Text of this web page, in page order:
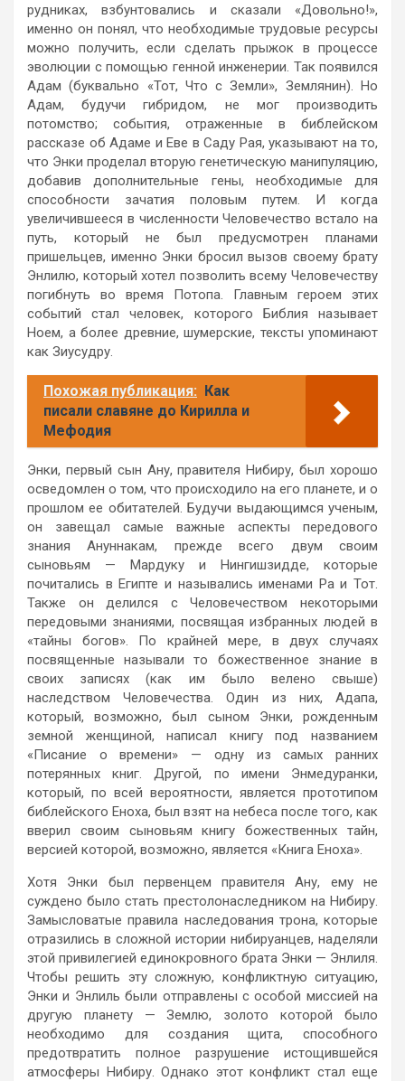
рудниках, взбунтовались и сказали «Довольно!»,
именно он понял, что необходимые трудовые ресурсы
можно получить, если сделать прыжок в процессе
эволюции с помощью генной инженерии. Так появился
Адам (буквально «Тот, Что с Земли», Землянин). Но
Адам, будучи гибридом, не мог производить
потомство; события, отраженные в библейском
рассказе об Адаме и Еве в Саду Рая, указывают на то,
что Энки проделал вторую генетическую манипуляцию,
добавив дополнительные гены, необходимые для
способности зачатия половым путем. И когда
увеличившееся в численности Человечество встало на
путь, который не был предусмотрен планами
пришельцев, именно Энки бросил вызов своему брату
Энлилю, который хотел позволить всему Человечеству
погибнуть во время Потопа. Главным героем этих
событий стал человек, которого Библия называет
Ноем, а более древние, шумерские, тексты упоминают
как Зиусудру.
Похожая публикация: Как
писали славяне до Кирилла и
Мефодия
Энки, первый сын Ану, правителя Нибиру, был хорошо
осведомлен о том, что происходило на его планете, и о
прошлом ее обитателей. Будучи выдающимся ученым,
он завещал самые важные аспекты передового
знания Ануннакам, прежде всего двум своим
сыновьям — Мардуку и Нингишзидде, которые
почитались в Египте и назывались именами Ра и Тот.
Также он делился с Человечеством некоторыми
передовыми знаниями, посвящая избранных людей в
«тайны богов». По крайней мере, в двух случаях
посвященные называли то божественное знание в
своих записях (как им было велено свыше)
наследством Человечества. Один из них, Адапа,
который, возможно, был сыном Энки, рожденным
земной женщиной, написал книгу под названием
«Писание о времени» — одну из самых ранних
потерянных книг. Другой, по имени Энмедуранки,
который, по всей вероятности, является прототипом
библейского Еноха, был взят на небеса после того, как
вверил своим сыновьям книгу божественных тайн,
версией которой, возможно, является «Книга Еноха».
Хотя Энки был первенцем правителя Ану, ему не
суждено было стать престолонаследником на Нибиру.
Замысловатые правила наследования трона, которые
отразились в сложной истории нибируанцев, наделяли
этой привилегией единокровного брата Энки — Энлиля.
Чтобы решить эту сложную, конфликтную ситуацию,
Энки и Энлиль были отправлены с особой миссией на
другую планету — Землю, золото которой было
необходимо для создания щита, способного
предотвратить полное разрушение истощившейся
атмосферы Нибиру. Однако этот конфликт стал еще